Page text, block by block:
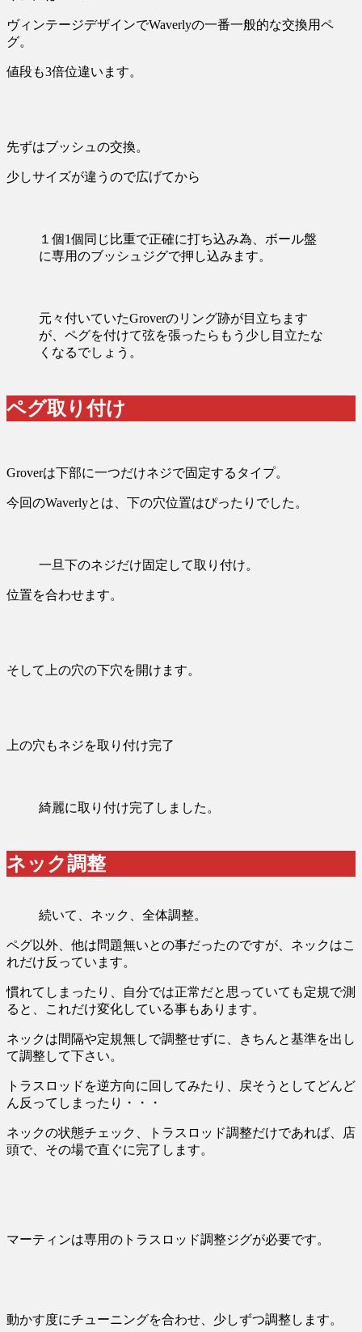
ヴィンテージデザインでWaverlyの一番一般的な交換用ペ
グ。
値段も3倍位違います。
先ずはブッシュの交換。
少しサイズが違うので広げてから
１個1個同じ比重で正確に打ち込み為、ボール盤
に専用のブッシュジグで押し込みます。
元々付いていたGroverのリング跡が目立ちます
が、ペグを付けて弦を張ったらもう少し目立たな
くなるでしょう。
ペグ取り付け
Groverは下部に一つだけネジで固定するタイプ。
今回のWaverlyとは、下の穴位置はぴったりでした。
一旦下のネジだけ固定して取り付け。
位置を合わせます。
そして上の穴の下穴を開けます。
上の穴もネジを取り付け完了
綺麗に取り付け完了しました。
ネック調整
続いて、ネック、全体調整。
ペグ以外、他は問題無いとの事だったのですが、ネックはこ
れだけ反っています。
慣れてしまったり、自分では正常だと思っていても定規で測
ると、これだけ変化している事もあります。
ネックは間隔や定規無しで調整せずに、きちんと基準を出し
て調整して下さい。
トラスロッドを逆方向に回してみたり、戻そうとしてどんど
ん反ってしまったり・・・
ネックの状態チェック、トラスロッド調整だけであれば、店
頭で、その場で直ぐに完了します。
マーティンは専用のトラスロッド調整ジグが必要です。
動かす度にチューニングを合わせ、少しずつ調整します。